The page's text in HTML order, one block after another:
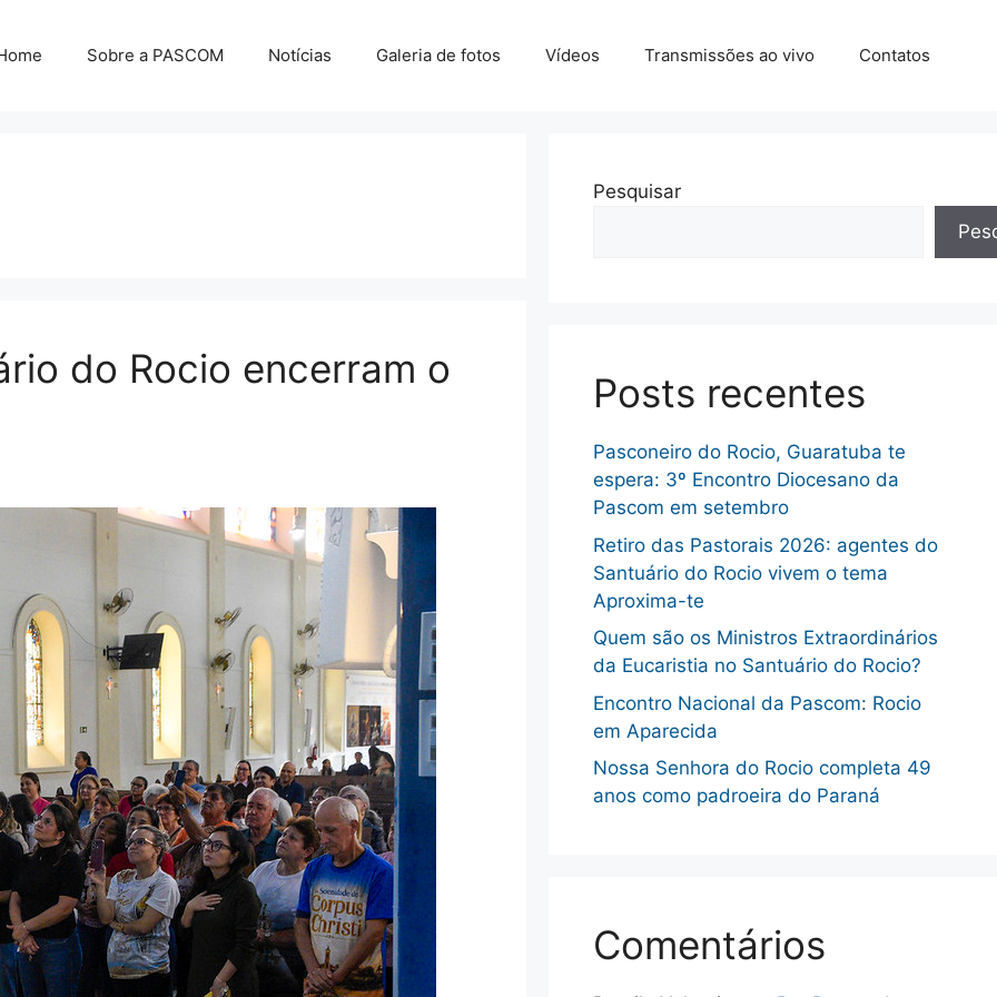
Sobre a PASCOM Notícias Galeria de fotos Vídeos Transmissões ao vivo Contatos
do Rocio encerram o
Pesquisar
Posts recentes
Pasconeiro do Rocio, Guaratuba te
espera: 3º Encontro Diocesano da
Pascom em setembro
Retiro das Pastorais 2026: agentes do
Santuário do Rocio vivem o tema
Aproxima-te
Quem são os Ministros Extraordinários
da Eucaristia no Santuário do Rocio?
Encontro Nacional da Pascom: Rocio
em Aparecida
Nossa Senhora do Rocio completa 49
anos como padroeira do Paraná
Comentários